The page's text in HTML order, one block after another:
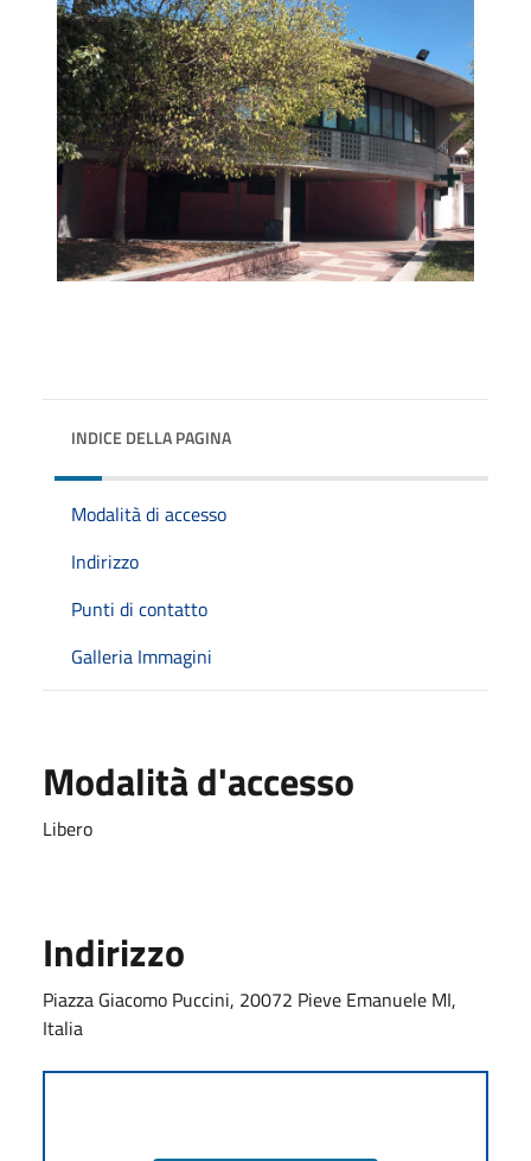
INDICE DELLA PAGINA
Modalità di accesso
Indirizzo
Punti di contatto
Galleria Immagini
Modalità d'accesso
Libero
Indirizzo
Piazza Giacomo Puccini, 20072 Pieve Emanuele MI,
Italia